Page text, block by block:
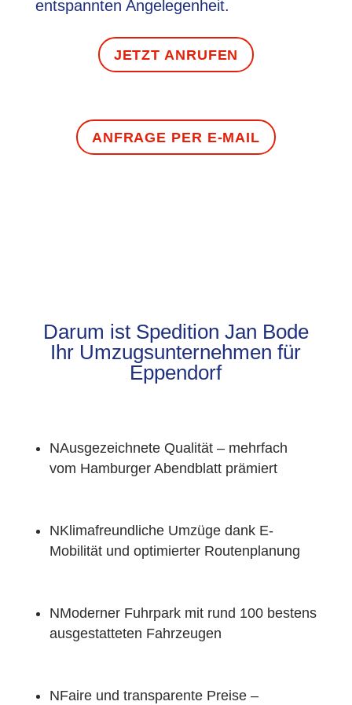
entspannten Angelegenheit.
JETZT ANRUFEN
ANFRAGE PER E-MAIL
Darum ist Spedition Jan Bode
Ihr Umzugsunternehmen für
Eppendorf
NAusgezeichnete Qualität – mehrfach
vom Hamburger Abendblatt prämiert
NKlimafreundliche Umzüge dank E-
Mobilität und optimierter Routenplanung
NModerner Fuhrpark mit rund 100 bestens
ausgestatteten Fahrzeugen
NFaire und transparente Preise –